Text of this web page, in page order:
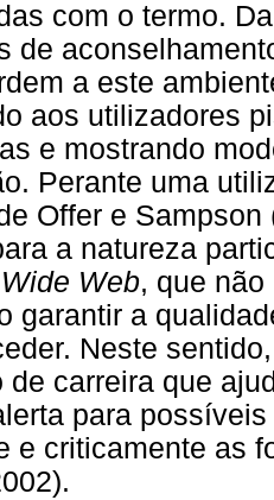
com o termo.
de
a este
aos utilizadores
e mostrando
Perante uma
Offer e
a natureza
Web, que
garantir a
Neste
de carreira que
para
e criticamente as